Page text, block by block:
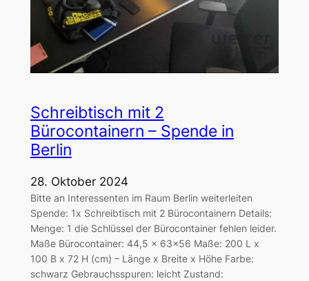
Schreibtisch mit 2
Bürocontainern – Spende in
Berlin
28. Oktober 2024
Bitte an Interessenten im Raum Berlin weiterleiten
Spende: 1x Schreibtisch mit 2 Bürocontainern Details:
Menge: 1 die Schlüssel der Bürocontainer fehlen leider.
Maße Bürocontainer: 44,5 x 63×56 Maße: 200 L x
100 B x 72 H (cm) – Länge x Breite x Höhe Farbe:
schwarz Gebrauchsspuren: leicht Zustand: